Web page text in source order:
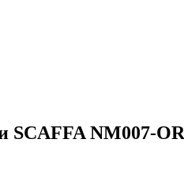
SCAFFA NM007-